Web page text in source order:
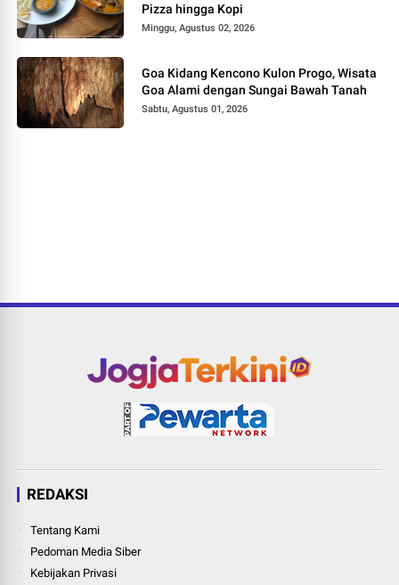
Pizza hingga Kopi
Minggu, Agustus 02, 2026
Goa Kidang Kencono Kulon Progo, Wisata
Goa Alami dengan Sungai Bawah Tanah
Sabtu, Agustus 01, 2026
REDAKSI
Tentang Kami
Pedoman Media Siber
Kebijakan Privasi